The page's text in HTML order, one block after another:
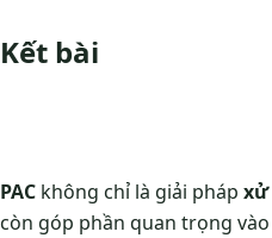
Kết bài
PAC không chỉ là giải pháp xử
còn góp phần quan trọng